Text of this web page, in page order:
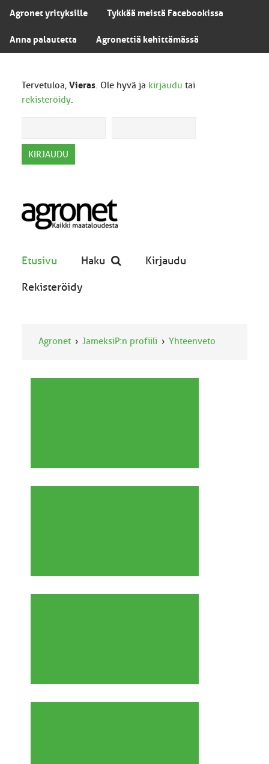
Agronet yrityksille Tykkää meistä Facebookissa
Anna palautetta Agronettiä kehittämässä
Tervetuloa, Vieras. Ole hyvä ja kirjaudu tai
rekisteröidy.
Etusivu Haku Kirjaudu
Rekisteröidy
Agronet JameksiP:n profiili Yhteenveto